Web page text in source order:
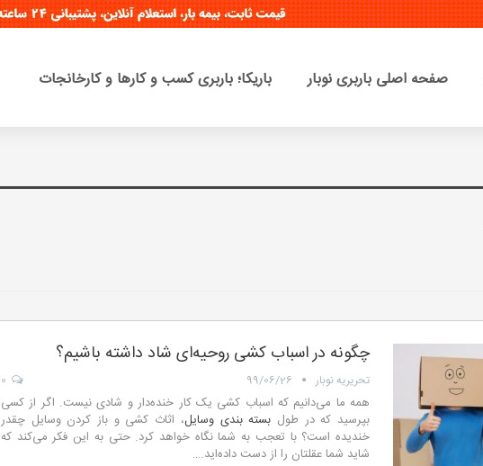
صفحه اصلی باربری نوبار باریکا؛ باربری کسب و کارها و کارخانجات
چگونه در اسباب کشی روحیه‌ای شاد داشته باشیم؟
تحریریه نوبار 99/06/26
همه ما می‌دانیم که اسباب کشی یک کار خنده‌دار و شادی نیست. اگر از کسی
بپرسید که در طول بسته بندی وسایل، اثاث کشی و باز کردن وسایل چقدر
خندیده است؟ با تعجب به شما نگاه خواهد کرد. حتی به این فکر می‌کند که
شاید شما عقلتان را از دست داده‌اید.…